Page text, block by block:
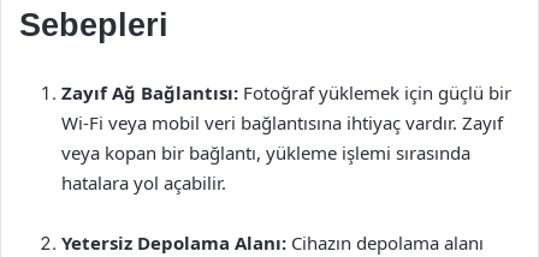
Sebepleri
Zayıf Ağ Bağlantısı: Fotoğraf yüklemek için güçlü bir
Wi-Fi veya mobil veri bağlantısına ihtiyaç vardır. Zayıf
veya kopan bir bağlantı, yükleme işlemi sırasında
hatalara yol açabilir.
Yetersiz Depolama Alanı: Cihazın depolama alanı